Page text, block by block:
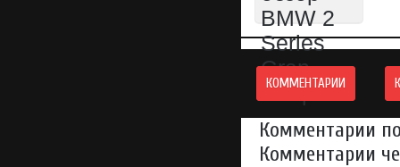
КОММЕНТАРИИ
Комментарии
Комментарии